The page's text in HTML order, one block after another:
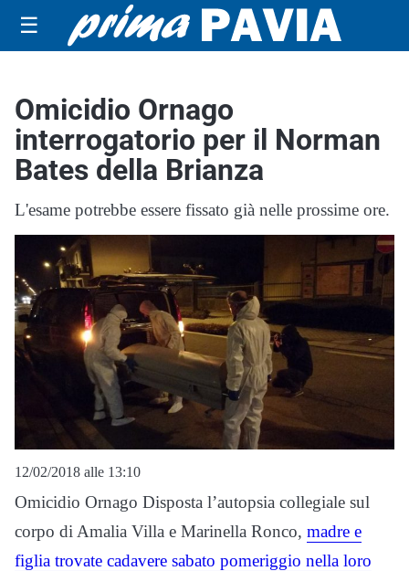
☰
Omicidio Ornago
interrogatorio per il Norman
Bates della Brianza
L'esame potrebbe essere fissato già nelle prossime ore.
12/02/2018 alle 13:10
Omicidio Ornago Disposta l’autopsia collegiale sul
corpo di Amalia Villa e Marinella Ronco, madre e
figlia trovate cadavere sabato pomeriggio nella loro